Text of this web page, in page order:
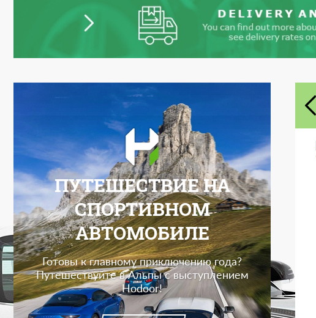
ПУТЕШЕСТВИЕ НА
СПОРТИВНОМ
АВТОМОБИЛЕ
Готовы к главному приключению года?
Путешествуйте в Альпы с выступлением
Hodoor!